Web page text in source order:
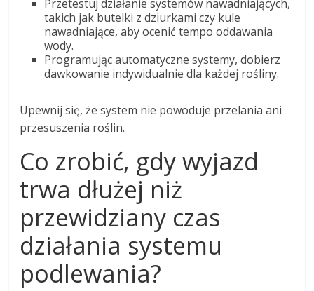
Przetestuj działanie systemów nawadniających,
takich jak butelki z dziurkami czy kule
nawadniające, aby ocenić tempo oddawania
wody.
Programując automatyczne systemy, dobierz
dawkowanie indywidualnie dla każdej rośliny.
Upewnij się, że system nie powoduje przelania ani
przesuszenia roślin.
Co zrobić, gdy wyjazd
trwa dłużej niż
przewidziany czas
działania systemu
podlewania?